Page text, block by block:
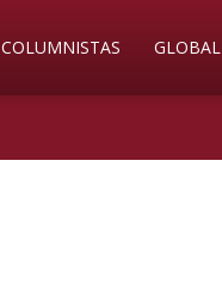
COLUMNISTAS GLOBAL